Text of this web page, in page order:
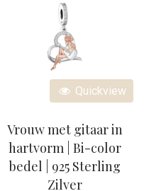
Quickview
Vrouw met gitaar in
hartvorm | Bi-color
bedel | 925 Sterling
Zilver